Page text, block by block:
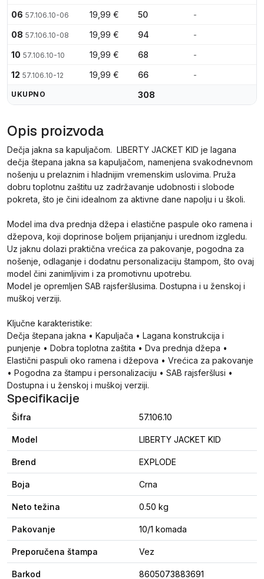
06 57.106.10-06 19,99 € 50
-
08 57.106.10-08 19,99 € 94
-
10 57.106.10-10 19,99 € 68
-
12 57.106.10-12 19,99 € 66 -
UKUPNO 308
Opis proizvoda
Dečja jakna sa kapuljačom. LIBERTY JACKET KID je lagana
dečja štepana jakna sa kapuljačom, namenjena svakodnevnom
nošenju u prelaznim i hladnijim vremenskim uslovima. Pruža
dobru toplotnu zaštitu uz zadržavanje udobnosti i slobode
pokreta, što je čini idealnom za aktivne dane napolju i u školi.
Model ima dva prednja džepa i elastične paspule oko ramena i
džepova, koji doprinose boljem prijanjanju i urednom izgledu.
Uz jaknu dolazi praktična vrećica za pakovanje, pogodna za
nošenje, odlaganje i dodatnu personalizaciju štampom, što ovaj
model čini zanimljivim i za promotivnu upotrebu.
Model je opremljen SAB rajsferšlusima. Dostupna i u ženskoj i
muškoj verziji.
Ključne karakteristike:
Dečja štepana jakna • Kapuljača • Lagana konstrukcija i
punjenje • Dobra toplotna zaštita • Dva prednja džepa •
Elastični paspuli oko ramena i džepova • Vrećica za pakovanje
• Pogodna za štampu i personalizaciju • SAB rajsferšlusi •
Dostupna i u ženskoj i muškoj verziji.
Specifikacije
Šifra 57.106.10
Model LIBERTY JACKET KID
Brend EXPLODE
Boja Crna
Neto težina 0.50 kg
Pakovanje 10/1 komada
Preporučena štampa Vez
Barkod 8605073883691